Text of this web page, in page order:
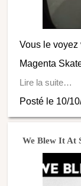
Vous le voyez
Magenta
Lire la suite…
Posté le 10/
We Blew It At